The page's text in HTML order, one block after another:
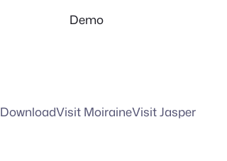
Demo
DownloadVisit MoiraineVisit Jasper